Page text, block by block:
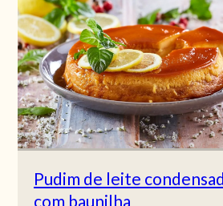
Pudim de leite
com baunilha